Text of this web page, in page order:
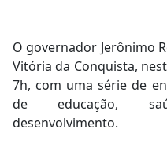
O governador Jerônimo
Vitória da Conquista,
7h, com uma série de
de educação,
desenvolvimento.